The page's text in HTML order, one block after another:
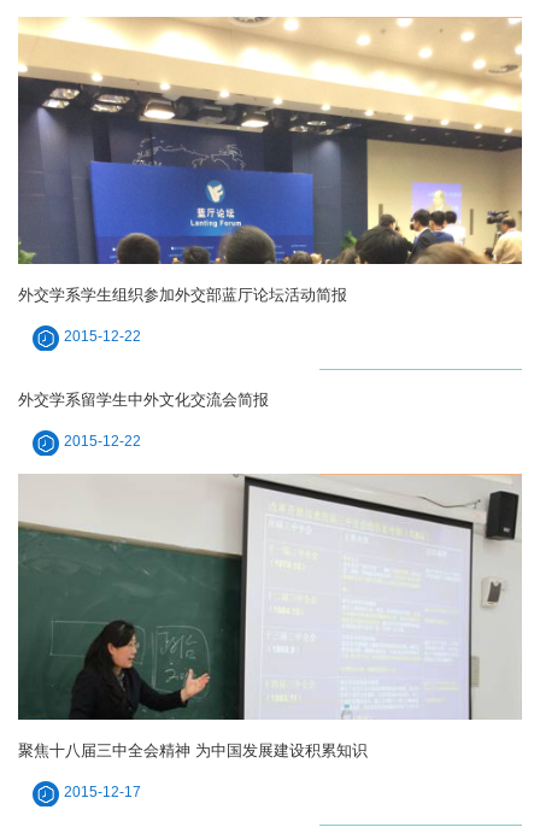
外交学系学生组织参加外交部蓝厅论坛活动简报
2015-12-22
外交学系留学生中外文化交流会简报
2015-12-22
聚焦十八届三中全会精神 为中国发展建设积累知识
2015-12-17